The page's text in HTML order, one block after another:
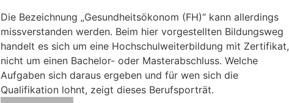
Die Bezeichnung „Gesundheitsökonom (FH)“ kann allerdings
missverstanden werden. Beim hier vorgestellten Bildungsweg
handelt es sich um eine Hochschulweiterbildung mit Zertifikat,
nicht um einen Bachelor- oder Masterabschluss. Welche
Aufgaben sich daraus ergeben und für wen sich die
Qualifikation lohnt, zeigt dieses Berufsporträt.